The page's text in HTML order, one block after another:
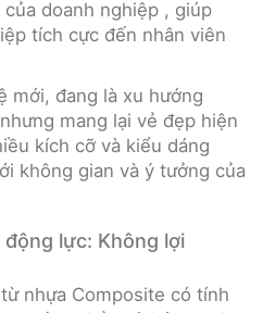
doanh nghiệp , giúp
tích cực đến nhân viên
mới, đang là xu hướng
mang lại vẻ đẹp hiện
kích cỡ và kiểu dáng
không gian và ý tưởng của
lực: Không lợi
nhựa Composite có tính